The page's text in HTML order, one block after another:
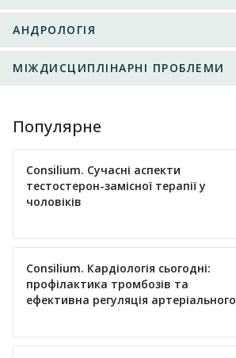
АНДРОЛОГІЯ
МІЖДИСЦИПЛІНАРНІ ПРОБЛЕМИ
Популярне
Consilium. Сучасні аспекти
тестостерон-замісної терапії у
чоловіків
Consilium. Кардіологія сьогодні:
профілактика тромбозів та
ефективна регуляція артеріального